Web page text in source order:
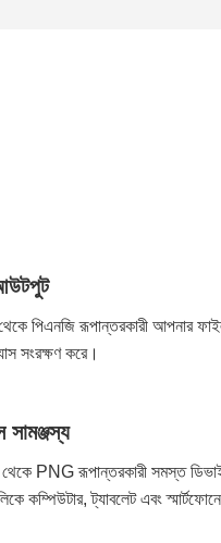
পিএনজি রূপান্তরকারী আপনার
সংরক্ষণ করে।
PNG রূপান্তরকারী সমস্ত
কম্পিউটার, ট্যাবলেট এবং